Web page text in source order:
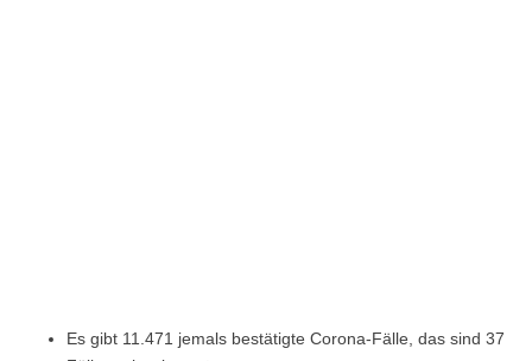
Es gibt 11.471 jemals bestätigte Corona-Fälle, das sind 37